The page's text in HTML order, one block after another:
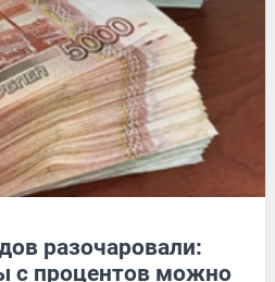
разочаровали:
с процентов можно